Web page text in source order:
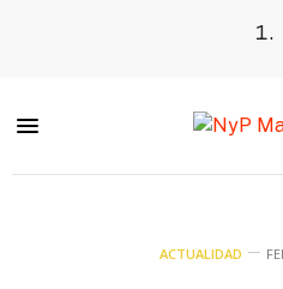
ACTUALIDAD